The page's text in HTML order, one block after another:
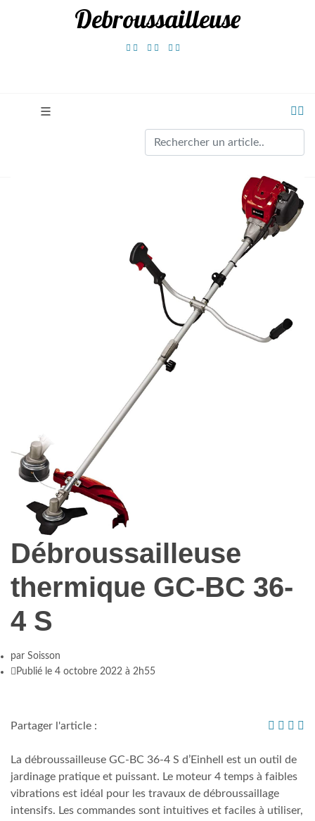
Debroussailleuse
Débroussailleuse
thermique GC-BC 36-
4 S
par Soisson
Publié le 4 octobre 2022 à 2h55
Partager l'article :
La débroussailleuse GC-BC 36-4 S d’Einhell est un outil de
jardinage pratique et puissant. Le moteur 4 temps à faibles
vibrations est idéal pour les travaux de débroussaillage
intensifs. Les commandes sont intuitives et faciles à utiliser,